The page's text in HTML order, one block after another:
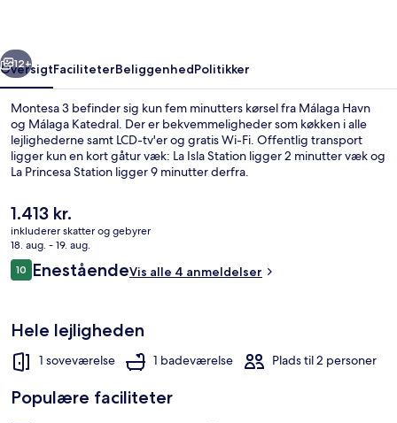
Næste
12+
OversigtFaciliteterBeliggenhedPolitikker
Montesa 3 befinder sig kun fem minutters kørsel fra Málaga Havn
og Málaga Katedral. Der er bekvemmeligheder som køkken i alle
lejlighederne samt LCD-tv'er og gratis Wi-Fi. Offentlig transport
ligger kun en kort gåtur væk: La Isla Station ligger 2 minutter væk og
La Princesa Station ligger 9 minutter derfra.
Den
nuværende
pris
er
1.413 kr.
1.413 kr.
inkluderer skatter og gebyrer
18. aug. - 19. aug.
Anmeldelser
1010 ud af 10.
EneståendeVis alle 4 anmeldelser
Hele lejligheden
1 soveværelse 1 badeværelse Plads til 2 personer
Populære faciliteter